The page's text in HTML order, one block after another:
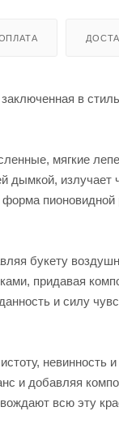
в
мягкие
излучает
букету
придавая
и силу
невинность и
и добавляя
всю эту